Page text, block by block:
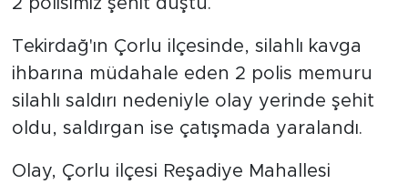
Tekirdağ'ın Çorlu ilçesinde, silahlı kavga
ihbarına müdahale eden 2 polis memuru
silahlı saldırı nedeniyle olay yerinde şehit
oldu, saldırgan ise çatışmada yaralandı.
Olay, Çorlu ilçesi Reşadiye Mahallesi